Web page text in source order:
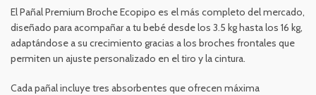
El Pañal Premium Broche Ecopipo es el más completo del mercado,
diseñado para acompañar a tu bebé desde los 3.5 kg hasta los 16 kg,
adaptándose a su crecimiento gracias a los broches frontales que
permiten un ajuste personalizado en el tiro y la cintura.
Cada pañal incluye tres absorbentes que ofrecen máxima